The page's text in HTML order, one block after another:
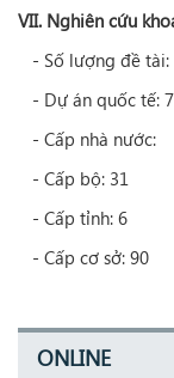
VII. Nghiên cứu
- Số lượng đề tài:
- Dự án quốc tế: 7
- Cấp nhà nước:
- Cấp bộ: 31
- Cấp tỉnh: 6
- Cấp cơ sở: 90
ONLINE